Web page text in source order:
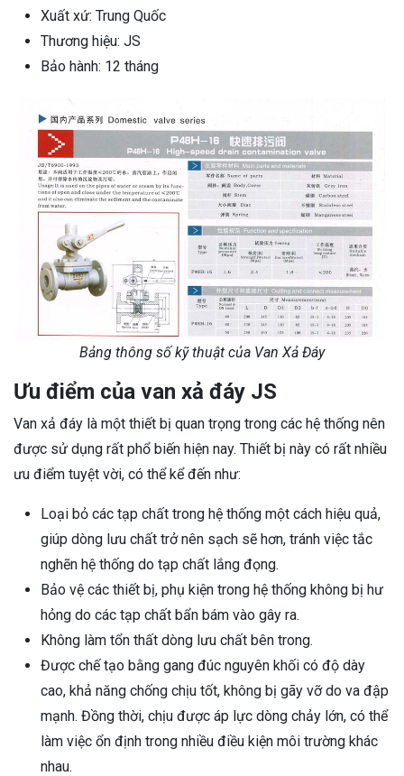
Xuất xứ: Trung Quốc
Thương hiệu: JS
Bảo hành: 12 tháng
Bảng thông số kỹ thuật của Van Xả Đáy
Ưu điểm của van xả đáy JS
Van xả đáy là một thiết bị quan trọng trong các hệ thống nên
được sử dụng rất phổ biến hiện nay. Thiết bị này có rất nhiều
ưu điểm tuyệt vời, có thể kể đến như:
Loại bỏ các tạp chất trong hệ thống một cách hiệu quả,
giúp dòng lưu chất trở nên sạch sẽ hơn, tránh việc tắc
nghẽn hệ thống do tạp chất lắng đọng.
Bảo vệ các thiết bị, phụ kiện trong hệ thống không bị hư
hỏng do các tạp chất bẩn bám vào gây ra.
Không làm tổn thất dòng lưu chất bên trong.
Được chế tạo bằng gang đúc nguyên khối có độ dày
cao, khả năng chống chịu tốt, không bị gãy vỡ do va đập
mạnh. Đồng thời, chịu được áp lực dòng chảy lớn, có thể
làm việc ổn định trong nhiều điều kiện môi trường khác
nhau.